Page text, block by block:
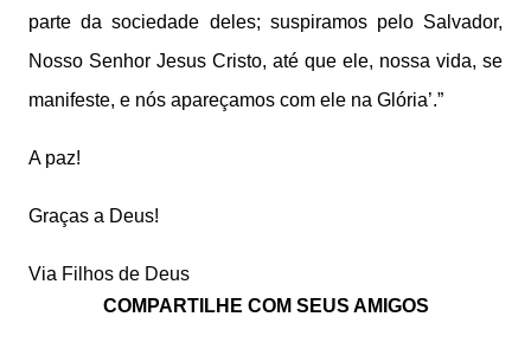
parte da sociedade deles; suspiramos pelo Salvador,
Nosso Senhor Jesus Cristo, até que ele, nossa vida, se
manifeste, e nós apareçamos com ele na Glória’.”
A paz!
Graças a Deus!
Via Filhos de Deus
COMPARTILHE COM SEUS AMIGOS